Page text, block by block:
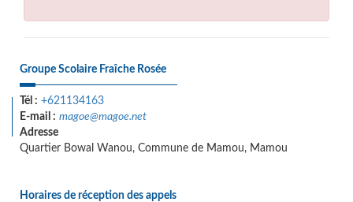
Groupe Scolaire Fraîche Rosée
Tél : +621134163
E-mail : magoe@magoe.net
Adresse
Quartier Bowal Wanou, Commune de Mamou, Mamou
Horaires de réception des appels